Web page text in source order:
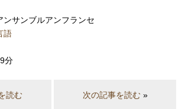
ンサンブルアンフランセ
語
分
読む 次の記事を読む»